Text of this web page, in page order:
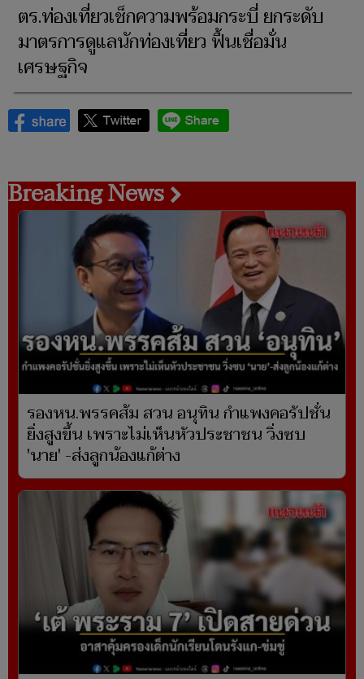
ตร.ท่องเที่ยวเช็กความพร้อมกระบี่ ยกระดับ
มาตรการดูแลนักท่องเที่ยว ฟื้นเชื่อมั่น
เศรษฐกิจ
Breaking News
รองหน.พรรคส้ม สวน อนุทิน กำแพงคอรัปชั่น
ยิ่งสูงขึ้น เพราะไม่เห็นหัวประชาชน วิ่งซบ
'นาย' -ส่งลูกน้องแก้ต่าง